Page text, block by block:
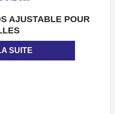
APERÇU
AJUSTABLE POUR
SUITE